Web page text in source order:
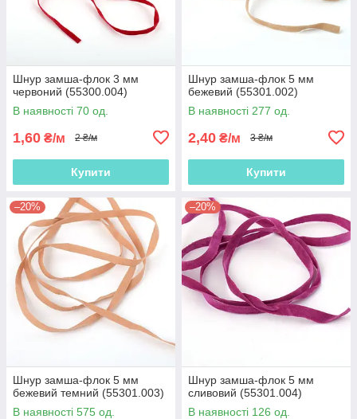
Шнур замша-флок 3 мм
червоний (55300.004)
В наявності 70 од.
1,60 ₴/м 2 ₴/м
Купити
Шнур замша-флок 5 мм
бежевий (55301.002)
В наявності 277 од.
2,40 ₴/м 3 ₴/м
Купити
–20%
Шнур замша-флок 5 мм
бежевий темний (55301.003)
В наявності 575 од.
–20%
Шнур замша-флок 5 мм
сливовий (55301.004)
В наявності 126 од.